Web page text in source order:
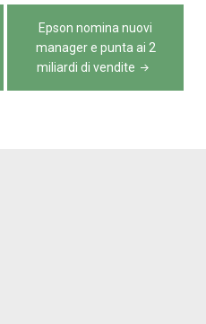
Epson nomina nuovi
manager e punta ai 2
miliardi di vendite